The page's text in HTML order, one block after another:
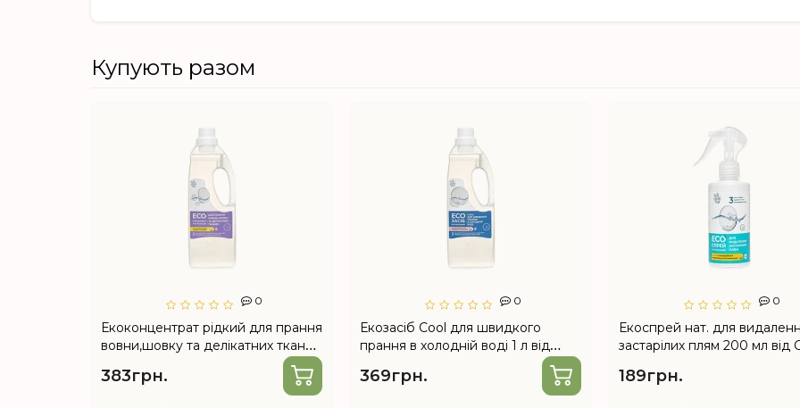
Купують разом
0
Екоконцентрат рідкий для прання
вовни,шовку та делікатних тканин
383грн.
0
Екозасіб Cool для швидкого
прання в холодній воді 1 л від
369грн.
0
Екоспрей нат. для
застарілих плям 200 мл від
189грн.